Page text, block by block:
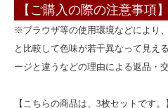
【ご購入の際の注意事項】
※ブラウザ等の使用環境などにより
と比較して色味が若干異なって見え
ージと違うなどの理由による返品・
【こちらの商品は、3枚セットです。